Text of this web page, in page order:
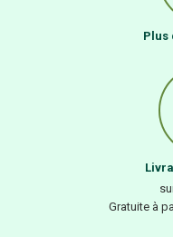
Plus
Gratuite à